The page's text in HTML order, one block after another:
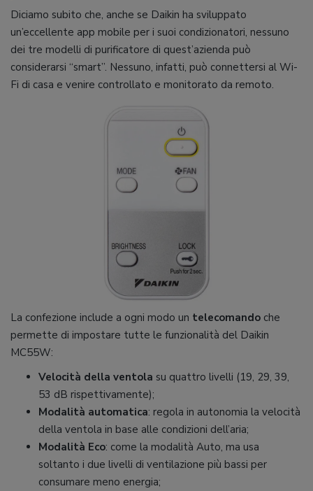
Diciamo subito che, anche se Daikin ha sviluppato
un’eccellente app mobile per i suoi condizionatori, nessuno
dei tre modelli di purificatore di quest’azienda può
considerarsi “smart”. Nessuno, infatti, può connettersi al Wi-
Fi di casa e venire controllato e monitorato da remoto.
La confezione include a ogni modo un telecomando che
permette di impostare tutte le funzionalità del Daikin
MC55W:
Velocità della ventola su quattro livelli (19, 29, 39,
53 dB rispettivamente);
Modalità automatica: regola in autonomia la velocità
della ventola in base alle condizioni dell’aria;
Modalità Eco: come la modalità Auto, ma usa
soltanto i due livelli di ventilazione più bassi per
consumare meno energia;